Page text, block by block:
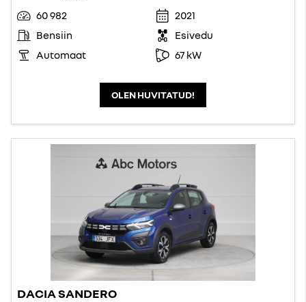
60 982
2021
Bensiin
Esivedu
Automaat
67 kW
OLEN HUVITATUD!
DACIA SANDERO